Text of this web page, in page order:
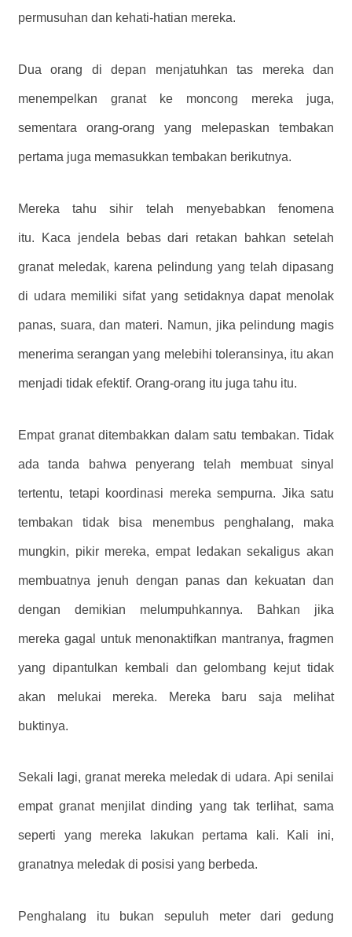
permusuhan dan kehati-hatian mereka.
Dua orang di depan menjatuhkan tas mereka dan
menempelkan granat ke moncong mereka juga,
sementara orang-orang yang melepaskan tembakan
pertama juga memasukkan tembakan berikutnya.
Mereka tahu sihir telah menyebabkan fenomena
itu. Kaca jendela bebas dari retakan bahkan setelah
granat meledak, karena pelindung yang telah dipasang
di udara memiliki sifat yang setidaknya dapat menolak
panas, suara, dan materi. Namun, jika pelindung magis
menerima serangan yang melebihi toleransinya, itu akan
menjadi tidak efektif. Orang-orang itu juga tahu itu.
Empat granat ditembakkan dalam satu tembakan. Tidak
ada tanda bahwa penyerang telah membuat sinyal
tertentu, tetapi koordinasi mereka sempurna. Jika satu
tembakan tidak bisa menembus penghalang, maka
mungkin, pikir mereka, empat ledakan sekaligus akan
membuatnya jenuh dengan panas dan kekuatan dan
dengan demikian melumpuhkannya. Bahkan jika
mereka gagal untuk menonaktifkan mantranya, fragmen
yang dipantulkan kembali dan gelombang kejut tidak
akan melukai mereka. Mereka baru saja melihat
buktinya.
Sekali lagi, granat mereka meledak di udara. Api senilai
empat granat menjilat dinding yang tak terlihat, sama
seperti yang mereka lakukan pertama kali. Kali ini,
granatnya meledak di posisi yang berbeda.
Penghalang itu bukan sepuluh meter dari gedung